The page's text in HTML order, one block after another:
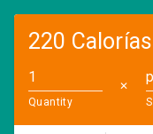
220 Calorías
Quantity
✕